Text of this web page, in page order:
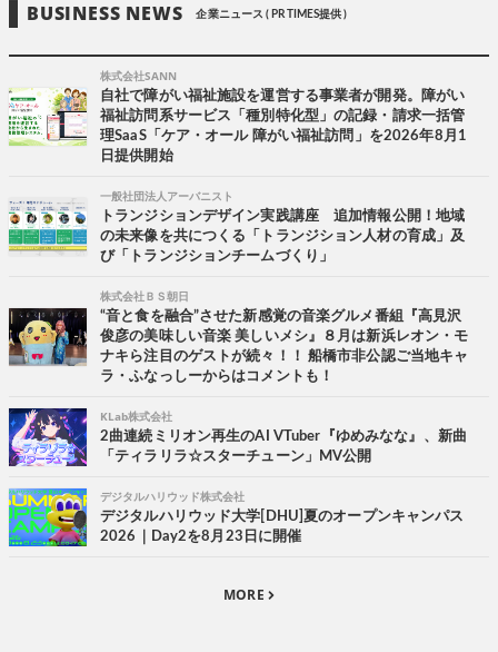
BUSINESS NEWS 企業ニュース ( PR TIMES提供 )
株式会社SANN
自社で障がい福祉施設を運営する事業者が開発。障がい
福祉訪問系サービス「種別特化型」の記録・請求一括管
理SaaS「ケア・オール 障がい福祉訪問」を2026年8月1
日提供開始
一般社団法人アーバニスト
トランジションデザイン実践講座 追加情報公開！地域
の未来像を共につくる「トランジション人材の育成」及
び「トランジションチームづくり」
株式会社ＢＳ朝日
“音と食を融合”させた新感覚の音楽グルメ番組『高見沢
俊彦の美味しい音楽 美しいメシ』８月は新浜レオン・モ
ナキら注目のゲストが続々！！ 船橋市非公認ご当地キャ
ラ・ふなっしーからはコメントも！
KLab株式会社
2曲連続ミリオン再生のAI VTuber『ゆめみなな』、新曲
「ティラリラ☆スターチューン」MV公開
デジタルハリウッド株式会社
デジタルハリウッド大学[DHU]夏のオープンキャンパス
2026｜Day2を8月23日に開催
MORE